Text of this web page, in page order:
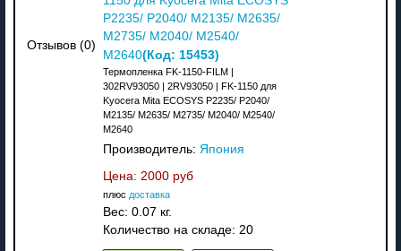
Отзывов (0)
P2235/ P2040/ M2135/ M2635/
M2735/ M2040/ M2540/
M2640(Код: 15453)
Термопленка FK-1150-FILM |
302RV93050 | 2RV93050 | FK-1150 для
Kyocera Mita ECOSYS P2235/ P2040/
M2135/ M2635/ M2735/ M2040/ M2540/
M2640
Производитель: Япония
Цена: 2000 руб
плюс доставка
Вес: 0.07 кг.
Количество на складе: 20